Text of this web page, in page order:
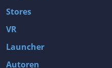
Stores
VR
Launcher
Autoren